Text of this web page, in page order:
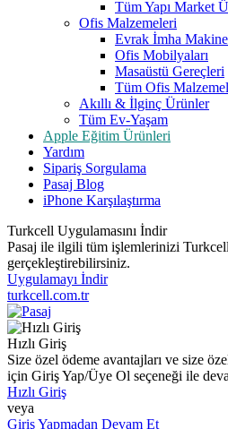
Tüm Yapı Market
Ofis Malzemeleri
Evrak İmha
Ofis Mobilyaları
Masaüstü Gereçleri
Tüm Ofis
Akıllı & İlginç Ürünler
Tüm Ev-Yaşam
Apple Eğitim Ürünleri
Yardım
Sipariş Sorgulama
Pasaj Blog
iPhone Karşılaştırma
Turkcell Uygulamasını İndir
Pasaj ile ilgili tüm işlemlerinizi Turkcell
gerçekleştirebilirsiniz.
Uygulamayı İndir
turkcell.com.tr
Hızlı Giriş
Size özel ödeme avantajları ve size
için Giriş Yap/Üye Ol seçeneği ile
Hızlı Giriş
veya
Giriş Yapmadan Devam Et